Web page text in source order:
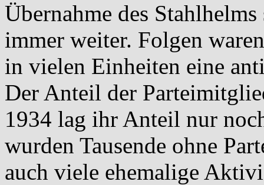
Übernahme des
immer weiter. Folgen
in vielen Einheiten eine
Der Anteil der
1934 lag ihr Anteil nur
wurden Tausende ohne
auch viele ehemalige